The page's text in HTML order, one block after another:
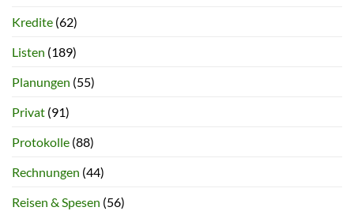
Kredite (62)
Listen (189)
Planungen (55)
Privat (91)
Protokolle (88)
Rechnungen (44)
Reisen & Spesen (56)